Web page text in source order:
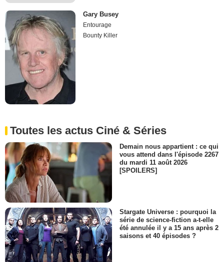
Gary Busey
Entourage
Bounty Killer
Toutes les actus Ciné & Séries
Demain nous appartient : ce qui
vous attend dans l'épisode 2267
du mardi 11 août 2026
[SPOILERS]
Stargate Universe : pourquoi la
série de science-fiction a-t-elle
été annulée il y a 15 ans après 2
saisons et 40 épisodes ?